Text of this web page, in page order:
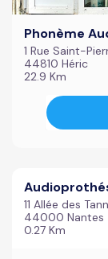
Phonème
1 Rue Saint-
44810 Héric
22.9 Km
11 Allée des
44000 Nantes
0.27 Km